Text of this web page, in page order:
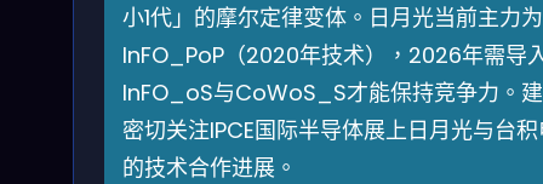
小1代」的摩尔定律变体。日月光当前主力为
InFO_PoP（2020年技术），2026年需导
InFO_oS与CoWoS_S才能保持竞争力。
密切关注IPCE国际半导体展上日月光与台
的技术合作进展。